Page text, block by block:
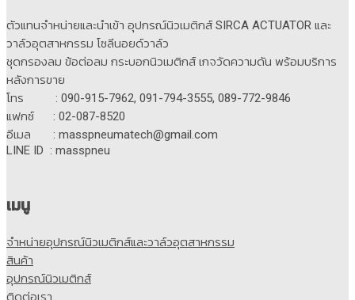
ตัวแทนจำหน่ายและนำเข้า อุปกรณ์นิวเมติกส์ SIRCA ACTUATOR และ
วาล์วอุตสาหกรรม โซลีนอยด์วาล์ว
ชุดกรองลม ข้อต่อลม กระบอกนิวเมติกส์ เกจวัดความดัน พร้อมบริการ
หลังการขาย
โทร : 090-915-7962, 091-794-3555, 089-772-9846
แฟกซ์ : 02-087-8520
อีเมล : masspneumatech@gmail.com
LINE ID : masspneu
เมนู
จำหน่ายอุปกรณ์นิวเมติกส์และวาล์วอุตสาหกรรม
สินค้า
อุปกรณ์นิวเมติกส์
ติดต่อเรา